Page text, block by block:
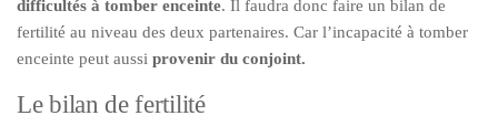
difficultés à tomber enceinte. Il faudra donc faire un bilan de
fertilité au niveau des deux partenaires. Car l’incapacité à tomber
enceinte peut aussi provenir du conjoint.
Le bilan de fertilité